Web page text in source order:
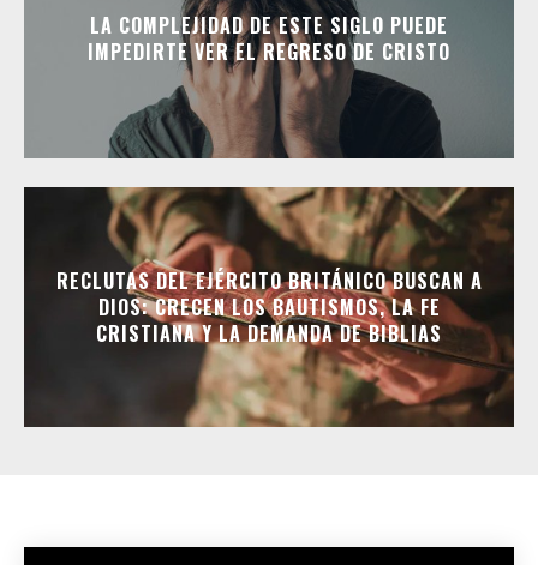
LA COMPLEJIDAD DE ESTE SIGLO PUEDE
IMPEDIRTE VER EL REGRESO DE CRISTO
RECLUTAS DEL EJÉRCITO BRITÁNICO BUSCAN A
DIOS: CRECEN LOS BAUTISMOS, LA FE
CRISTIANA Y LA DEMANDA DE BIBLIAS